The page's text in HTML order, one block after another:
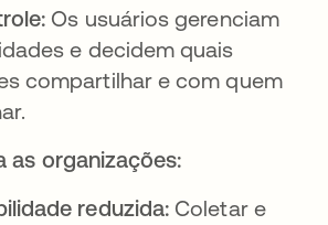
Os usuários gerenciam
e decidem quais
compartilhar e com quem
as organizações:
reduzida: Coletar e